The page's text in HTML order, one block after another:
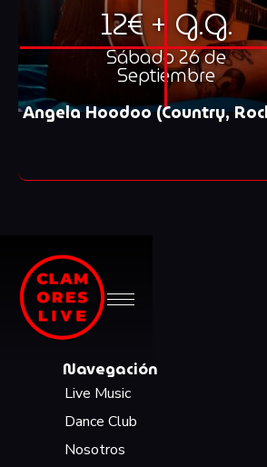
12€ + G.G.
Sábado 26 de
Septiembre
Angela Hoodoo (Country,
Navegación
Live Music
Dance Club
Nosotros